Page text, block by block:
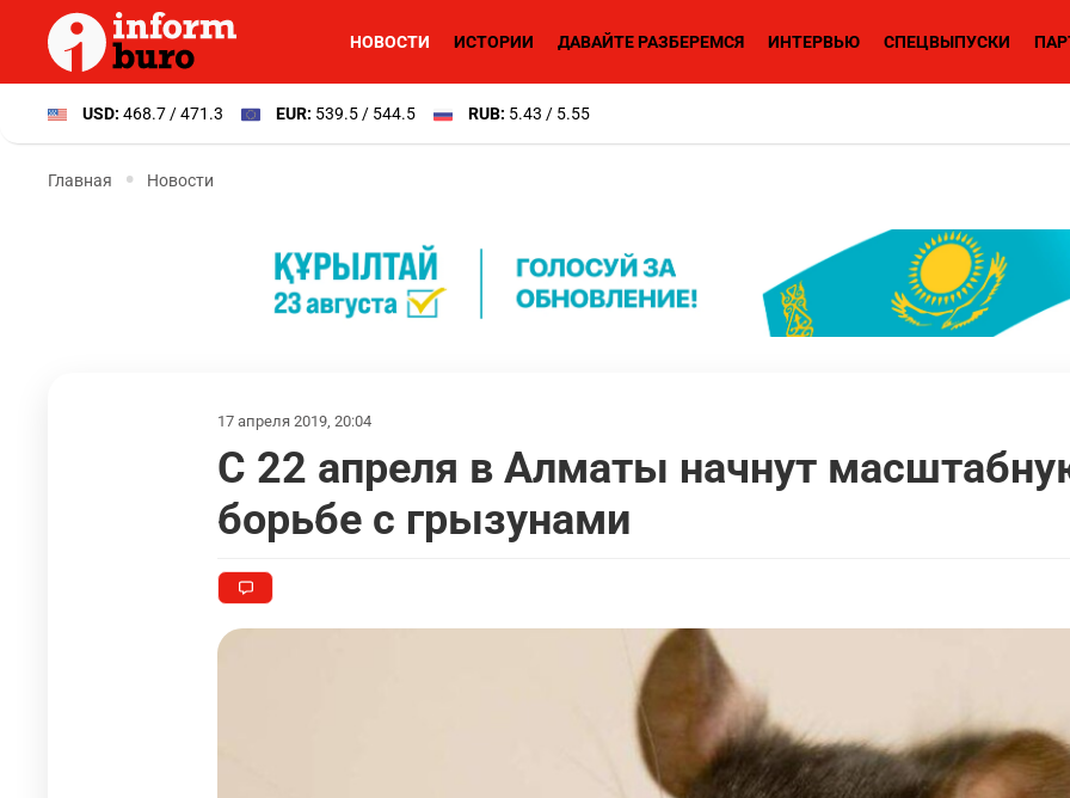
НОВОСТИ ИСТОРИИ ДАВАЙТЕ РАЗБЕРЕМСЯ ИНТЕРВЬЮ СПЕЦВЫПУСКИ
USD: 468.7 / 471.3 EUR: 539.5 / 544.5 RUB: 5.43 / 5.55
Главная Новости
17 апреля 2019, 20:04
С 22 апреля в Алматы начнут
борьбе с грызунами